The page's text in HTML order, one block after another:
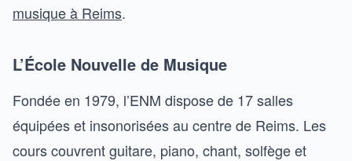
musique à Reims.
L’École Nouvelle de Musique
Fondée en 1979, l’ENM dispose de 17 salles
équipées et insonorisées au centre de Reims. Les
cours couvrent guitare, piano, chant, solfège et